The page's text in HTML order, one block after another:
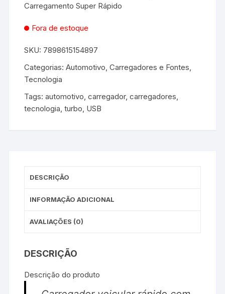
Carregamento Super Rápido
Fora de estoque
SKU: 7898615154897
Categorias:Automotivo ,Carregadores e Fontes
Tecnologia
Tags:automotivo ,carregador,carregadores
tecnologia ,turbo USB
DESCRIÇÃO
INFORMAÇÃO ADICIONAL
AVALIAÇÕES (0)
DESCRIÇÃO
Descrição do produto